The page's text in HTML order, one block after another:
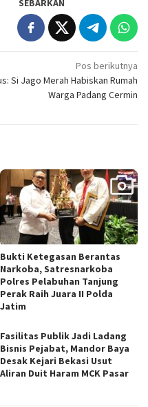
SEBARKAN
Pos berikutnya
Si Jago Merah Habiskan Rumah
Warga Padang Cermin
Bukti Ketegasan Berantas
Narkoba, Satresnarkoba
Polres Pelabuhan Tanjung
Perak Raih Juara II Polda
Jatim
Fasilitas Publik Jadi Ladang
Bisnis Pejabat, Mandor Baya
Desak Kejari Bekasi Usut
Aliran Duit Haram MCK Pasar